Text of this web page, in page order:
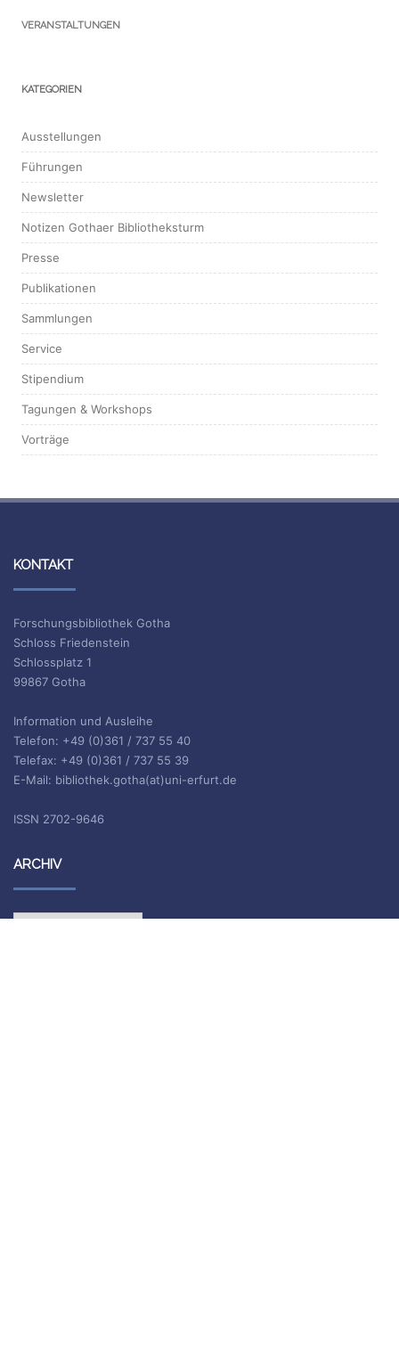
VERANSTALTUNGEN
KATEGORIEN
Ausstellungen
Führungen
Newsletter
Notizen Gothaer Bibliotheksturm
Presse
Publikationen
Sammlungen
Service
Stipendium
Tagungen & Workshops
Vorträge
KONTAKT
Forschungsbibliothek Gotha
Schloss Friedenstein
Schlossplatz 1
99867 Gotha
Information und Ausleihe
Telefon: +49 (0)361 / 737 55 40
Telefax: +49 (0)361 / 737 55 39
E-Mail: bibliothek.gotha(at)uni-erfurt.de
ISSN 2702-9646
ARCHIV
Archiv